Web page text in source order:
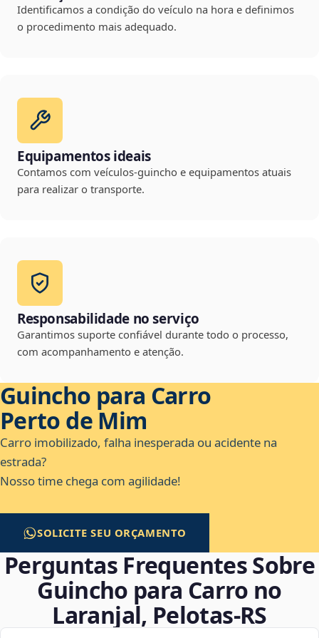
Identificamos a condição do veículo na hora e definimos
o procedimento mais adequado.
Equipamentos ideais
Contamos com veículos-guincho e equipamentos atuais
para realizar o transporte.
Responsabilidade no serviço
Garantimos suporte confiável durante todo o processo,
com acompanhamento e atenção.
Guincho para Carro
Perto de Mim
Carro imobilizado, falha inesperada ou acidente na
estrada?
Nosso time chega com agilidade!
SOLICITE SEU ORÇAMENTO
Perguntas Frequentes Sobre
Guincho para Carro no
Laranjal, Pelotas‑RS